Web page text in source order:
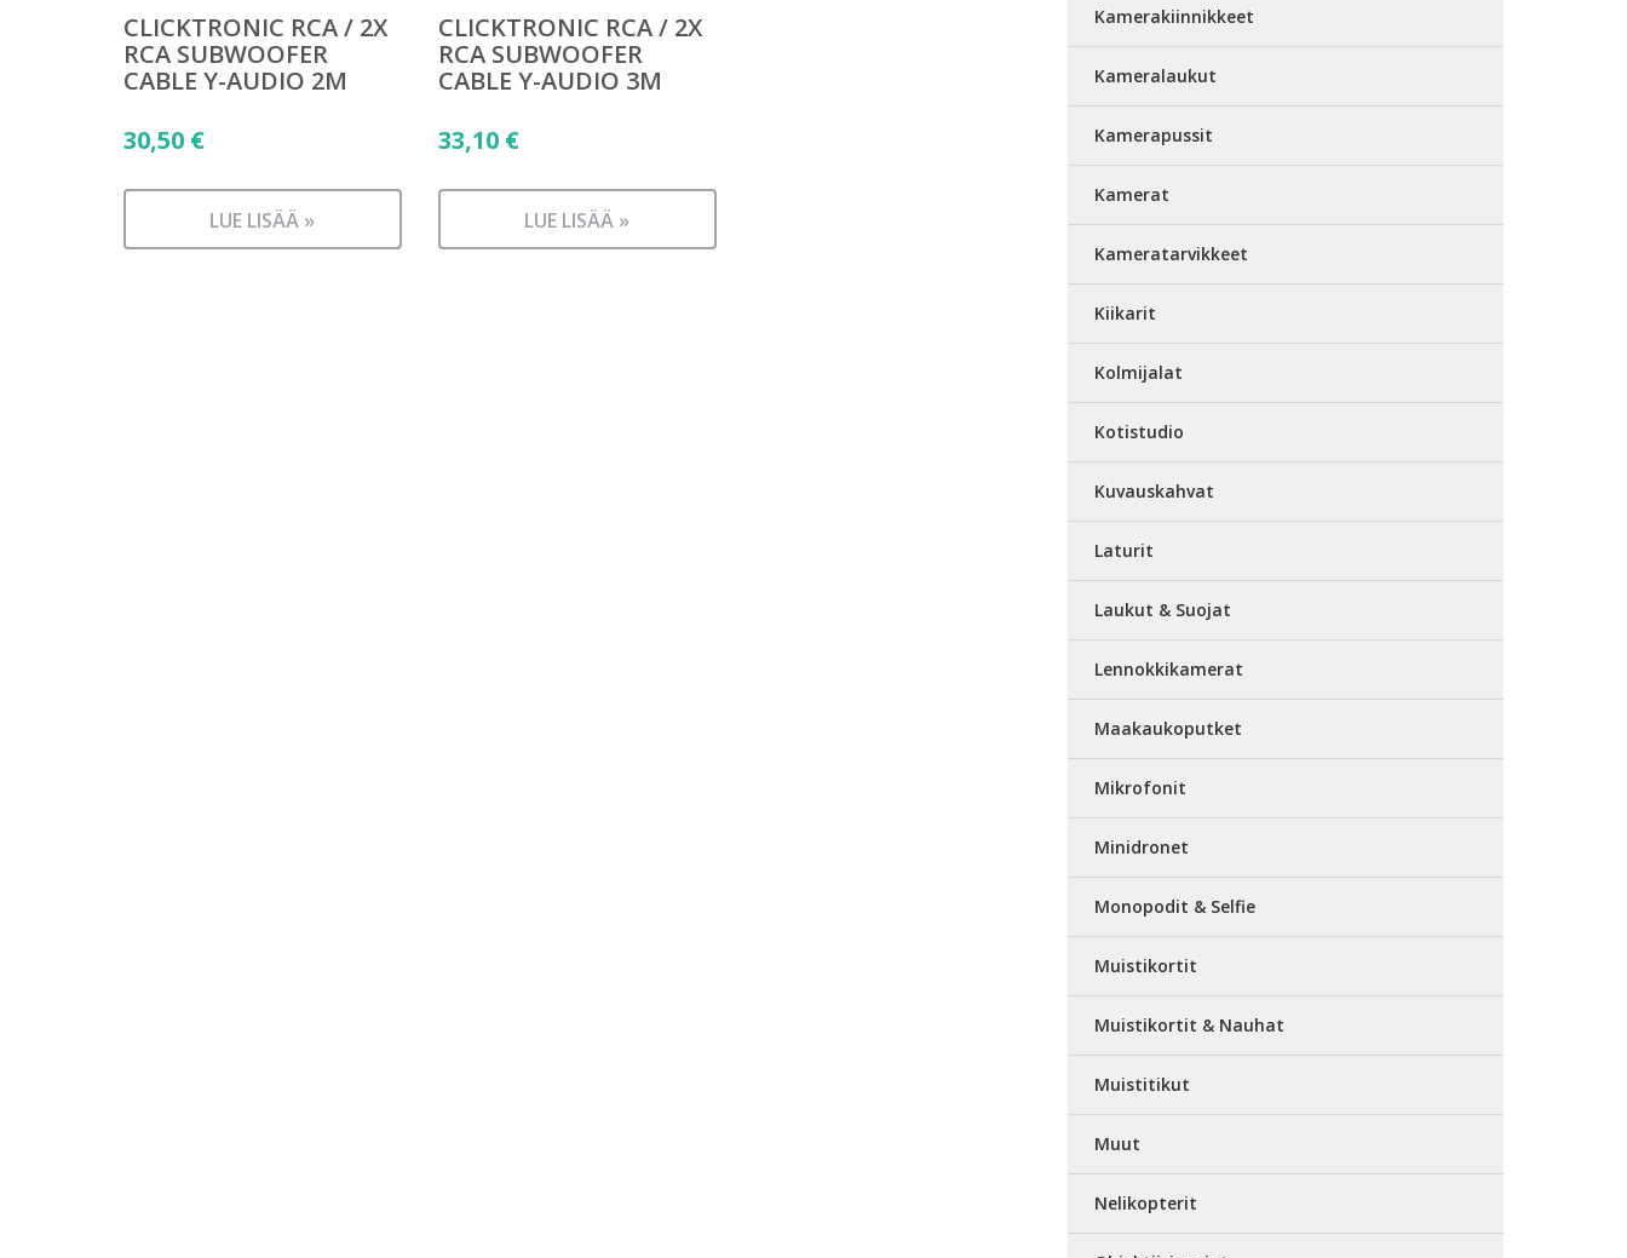
CLICKTRONIC RCA / 2X
RCA SUBWOOFER
CABLE Y-AUDIO 2M
30,50 €
LUE LISÄÄ »
CLICKTRONIC RCA / 2X
RCA SUBWOOFER
CABLE Y-AUDIO 3M
33,10 €
LUE LISÄÄ »
Kamerakiinnikkeet
Kameralaukut
Kamerapussit
Kamerat
Kameratarvikkeet
Kiikarit
Kolmijalat
Kotistudio
Kuvauskahvat
Laturit
Laukut & Suojat
Lennokkikamerat
Maakaukoputket
Mikrofonit
Minidronet
Monopodit & Selfie
Muistikortit
Muistikortit & Nauhat
Muistitikut
Muut
Nelikopterit